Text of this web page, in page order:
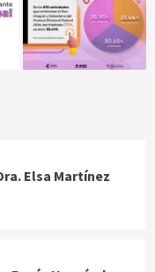
Elsa Martínez